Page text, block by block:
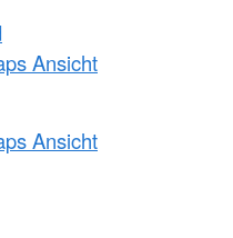
Ansicht
Ansicht